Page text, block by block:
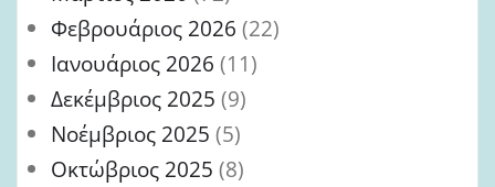
Φεβρουάριος 2026 (22)
Ιανουάριος 2026 (11)
Δεκέμβριος 2025 (9)
Νοέμβριος 2025 (5)
Οκτώβριος 2025 (8)